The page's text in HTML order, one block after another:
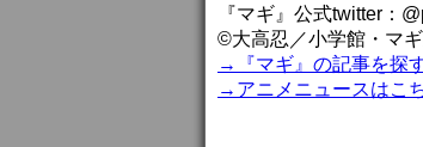
『マギ』公式twitter：
©大高忍／小学館・マ
→『マギ』の記事を探
→アニメニュースはこ